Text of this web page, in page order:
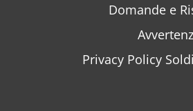
Domande e
Privacy Policy